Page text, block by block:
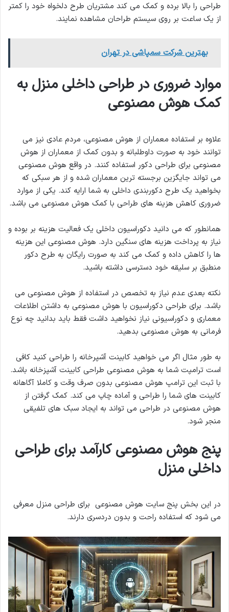
طراحی را بالا برده و کمک می کند مشتریان طرح دلخواه خود را کمتر
از یک ساعت بر روی سیستم طراحان مشاهده نمایند.
بهترین شرکت سمپاشی در تهران
موارد ضروری در طراحی داخلی منزل به
کمک هوش مصنوعی
علاوه بر استفاده معماران از هوش مصنوعی، مردم عادی نیز می
توانند خود به صورت داوطلبانه و بدون کمک از معماران از هوش
مصنوعی برای طراحی دکور استفاده کنند. در واقع هوش مصنوعی
می تواند جایگزین برجسته ترین معماران شده و از هر سبکی که
بخواهید یک طرح دکوربندی داخلی به شما ارایه کند. یکی از موارد
ضروری کاهش هزینه های طراحی با کمک هوش مصنوعی می باشد.
همانطور که می دانید دکوراسیون داخلی یک فعالیت هزینه بر بوده و
نیاز به پرداخت هزینه های سنگین دارد. هوش مصنوعی این هزینه
ها را کاهش داده و کمک می کند به صورت رایگان به طرح دکور
منطبق بر سلیقه خود دسترسی داشته باشید.
نکته بعدی عدم نیاز به تخصص در استفاده از هوش مصنوعی می
باشد. برای طراحی دکوراسیون با هوش مصنوعی به داشتن اطلاعات
معماری و دکوراسیونی نیاز نخواهید داشت فقط باید بدانید چه نوع
فرمانی به هوش مصنوعی بدهید.
به طور مثال اگر می خواهید کابینت آشپرخانه را طراحی کنید کافی
است ترامپت شما به هوش مصنوعی طراحی کابینت آشپزخانه باشد.
با ثبت این ترامپ هوش مصنوعی بدون صرف وقت و کاملا آگاهانه
کابینت های شما را طراحی و آماده چاپ می کند. کمک گرفتن از
هوش مصنوعی در طراحی می تواند به ایجاد سبک های تلفیقی
منجر شود.
پنج هوش مصنوعی کارآمد برای طراحی
داخلی منزل
در این بخش پنج سایت هوش مصنوعی برای طراحی منزل معرفی
می شود که استفاده راحت و بدون دردسری دارند.